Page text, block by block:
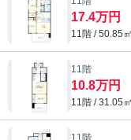
17.4万円
11階 / 50.85
11階
10.8万円
11階 / 31.05